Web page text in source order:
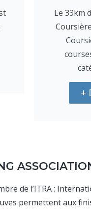
Le 33km
+
de l’ITRA :
permettent aux